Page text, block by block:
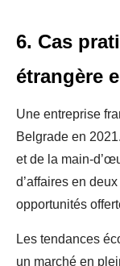
6. Cas
étrangère
Une entreprise
Belgrade en
et de la main-
d’affaires en
opportunités
Les tendances
un marché en